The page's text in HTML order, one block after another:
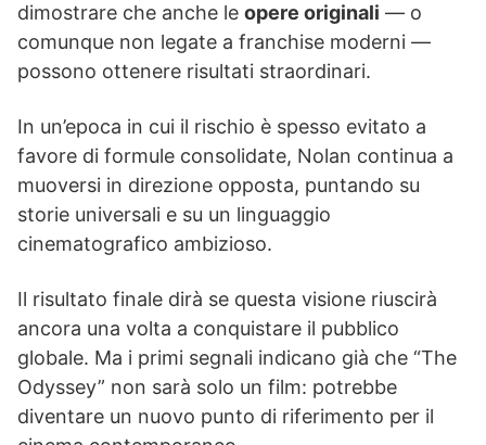
dimostrare che anche le opere originali — o
comunque non legate a franchise moderni —
possono ottenere risultati straordinari.
In un’epoca in cui il rischio è spesso evitato a
favore di formule consolidate, Nolan continua a
muoversi in direzione opposta, puntando su
storie universali e su un linguaggio
cinematografico ambizioso.
Il risultato finale dirà se questa visione riuscirà
ancora una volta a conquistare il pubblico
globale. Ma i primi segnali indicano già che “The
Odyssey” non sarà solo un film: potrebbe
diventare un nuovo punto di riferimento per il